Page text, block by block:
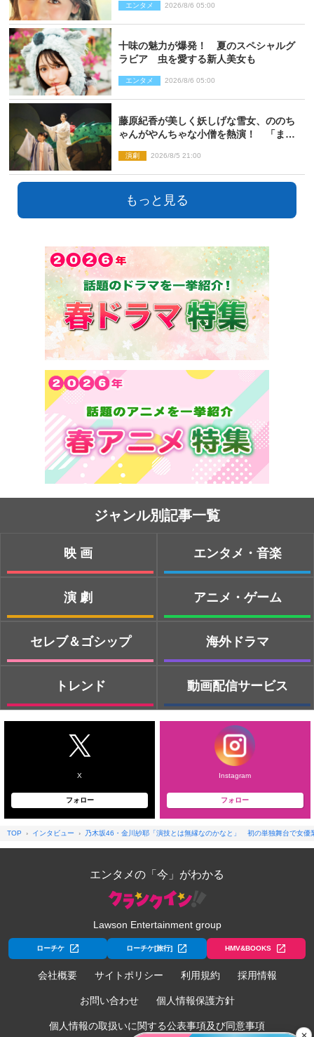
エンタメ 2026/8/6 05:00
十味の魅力が爆発！ 夏のスペシャルグ
ラビア 虫を愛する新人美女も
エンタメ 2026/8/6 05:00
藤原紀香が美しく妖しげな雪女、ののち
ゃんがやんちゃな小僧を熱演！ 「まん
演劇 2026/8/5 21:00
もっと見る
ジャンル別記事一覧
映画
演劇
セレブ＆ゴシップ
トレンド
エンタメ・音楽
アニメ・ゲーム
海外ドラマ
動画配信サービス
X
フォロー
Instagram
フォロー
TOP インタビュー 乃木坂46・金川紗耶「演技とは無縁なのかなと」 初の単独舞台で女優
エンタメの「今」がわかる
Lawson Entertainment group
ローチケ ローチケ[旅行] HMV&BOOKS
会社概要 サイトポリシー 利用規約 採用情報
お問い合わせ 個人情報保護方針
個人情報の取扱いに関する公表事項及び同意事項